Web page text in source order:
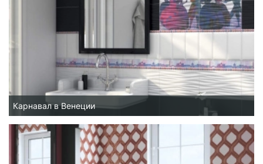
Карнавал в Венеции